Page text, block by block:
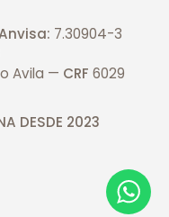
7.30904-3
Avila — CRF 6029
DESDE 2023